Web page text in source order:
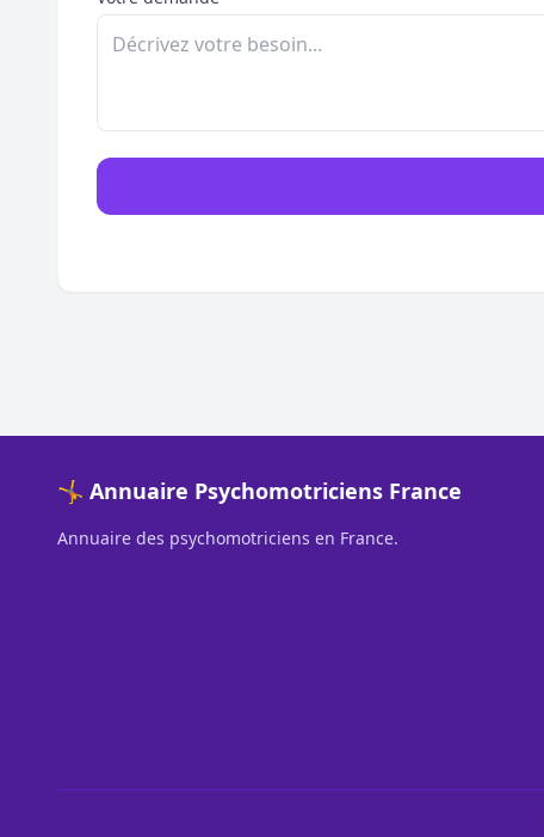
🤸 Annuaire Psychomotriciens France
Annuaire des psychomotriciens en France.